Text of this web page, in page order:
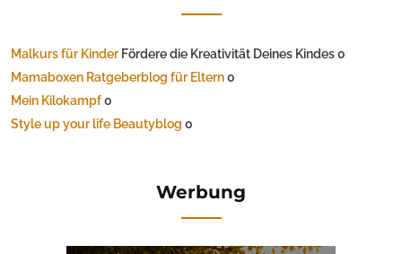
Malkurs für Kinder Fördere die Kreativität Deines Kindes 0
Mamaboxen Ratgeberblog für Eltern0
Mein Kilokampf0
Style up your life Beautyblog 0
Werbung